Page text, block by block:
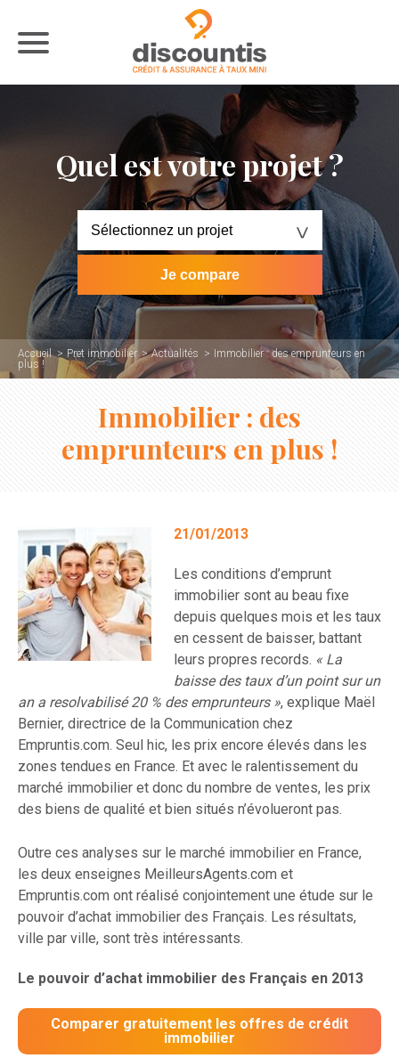
Quel est votre projet ?
Accueil Pret immobilier Actualités
Immobilier : des emprunteurs en
plus !
Immobilier : des
emprunteurs en plus !
21/01/2013
Les conditions d’emprunt
immobilier sont au beau fixe
depuis quelques mois et les taux
en cessent de baisser, battant
leurs propres records. « La
baisse des taux d’un point sur un
an a resolvabilisé 20 % des emprunteurs », explique Maël
Bernier, directrice de la Communication chez
Empruntis.com. Seul hic, les prix encore élevés dans les
zones tendues en France. Et avec le ralentissement du
marché immobilier et donc du nombre de ventes, les prix
des biens de qualité et bien situés n’évolueront pas.
Outre ces analyses sur le marché immobilier en France,
les deux enseignes MeilleursAgents.com et
Empruntis.com ont réalisé conjointement une étude sur le
pouvoir d’achat immobilier des Français. Les résultats,
ville par ville, sont très intéressants.
Le pouvoir d’achat immobilier des Français en 2013
Comparer gratuitement les offres de crédit
immobilier